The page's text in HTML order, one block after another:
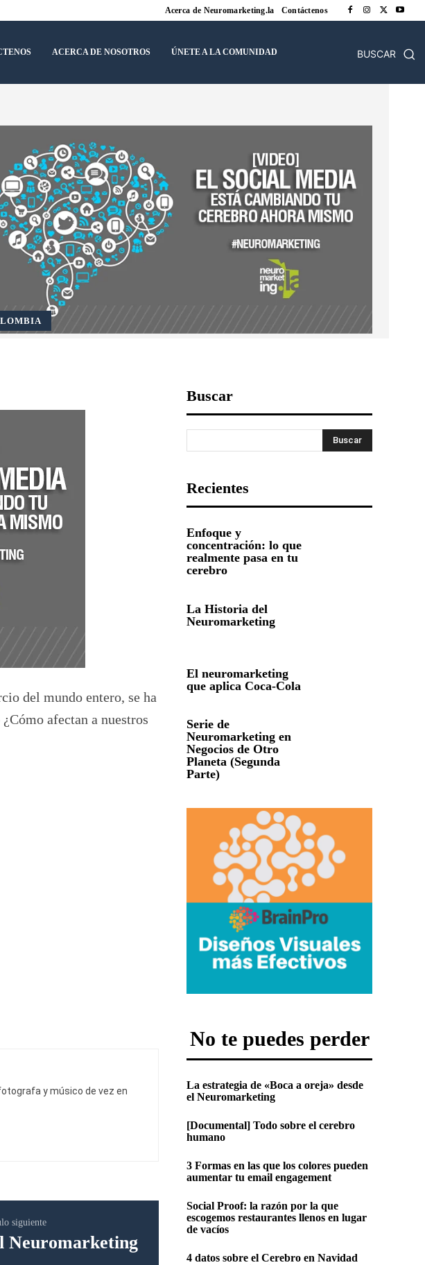
Acerca de Neuromarketing.la Contáctenos
ACERCA DE NOSOTROS ÚNETE A LA COMUNIDAD BUSCAR
del mundo entero, se ha
afectan a nuestros
y músico de vez en
siguiente
Neuromarketing
Buscar
Buscar
Recientes
Enfoque y
concentración: lo que
realmente pasa en tu
cerebro
La Historia del
Neuromarketing
El neuromarketing
que aplica Coca-Cola
Serie de
Neuromarketing en
Negocios de Otro
Planeta (Segunda
Parte)
No te puedes perder
La estrategia de «Boca a oreja» desde
el Neuromarketing
[Documental] Todo sobre el cerebro
humano
3 Formas en las que los colores pueden
aumentar tu email engagement
Social Proof: la razón por la que
escogemos restaurantes llenos en lugar
de vacíos
4 datos sobre el Cerebro en Navidad